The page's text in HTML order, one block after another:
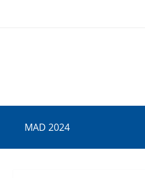
MAD 2024